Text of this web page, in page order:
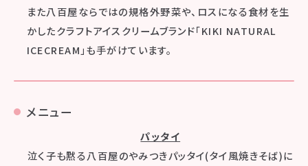
また八百屋ならではの規格外野菜や、ロスになる食材を生
かしたクラフトアイスクリームブランド「KIKI NATURAL
ICECREAM」も手がけています。
メニュー
パッタイ
泣く子も黙る八百屋のやみつきパッタイ(タイ風焼きそば)に